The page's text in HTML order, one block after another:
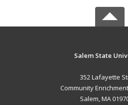
Salem State
352 Lafayette
Community
Salem, MA